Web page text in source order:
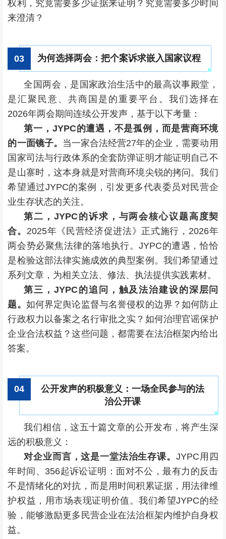
权利，究竟需要多少证据来证明？究竟需要多少时间
来澄清？
03 为何选择两会：把个案诉求嵌入国家议程
全国两会，是国家政治生活中的最高议事殿堂，
是汇聚民意、共商国是的重要平台。我们选择在
2026年两会期间连续公开发声，基于以下考量：
第一，JYPC的遭遇，不是孤例，而是营商环境
的一面镜子。 当一家合法经营27年的企业，需要动用
国家司法与行政体系的全套防弹证明才能证明自己不
是山寨时，这本身就是对营商环境尖锐的拷问。我们
希望通过JYPC的案例，引发更多代表委员对民营企
业生存状态的关注。
第二，JYPC的诉求，与两会核心议题高度契
合。 2025年《民营经济促进法》正式施行，2026年
两会势必聚焦法律的落地执行。JYPC的遭遇，恰恰
是检验这部法律实施成效的典型案例。我们希望通过
系列文章，为相关立法、修法、执法提供实践素材。
第三，JYPC的追问，触及法治建设的深层问
题。 如何界定舆论监督与名誉侵权的边界？如何防止
行政权力以备案之名行审批之实？如何治理官谣保护
企业合法权益？这些问题，都需要在法治框架内给出
答案。
04
公开发声的积极意义：一场全民参与的法
治公开课
我们相信，这五十篇文章的公开发布，将产生深
远的积极意义：
对企业而言，这是一堂法治生存课。 JYPC用四
年时间、356起诉讼证明：面对不公，最有力的反击
不是情绪化的对抗，而是用时间积累证据，用法律维
护权益，用市场表现证明价值。我们希望JYPC的经
验，能够激励更多民营企业在法治框架内维护自身权
益。